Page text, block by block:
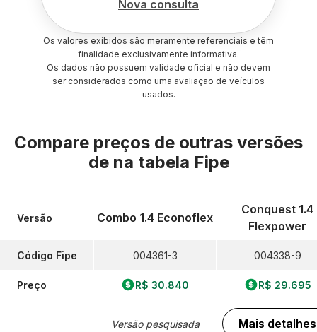
Nova consulta
Os valores exibidos são meramente referenciais e têm
finalidade exclusivamente informativa.
Os dados não possuem validade oficial e não devem
ser considerados como uma avaliação de veículos
usados.
Compare preços de outras versões
de na tabela Fipe
Versão
Código Fipe
Preço
Combo 1.4 Econoflex
004361-3
R$ 30.840
Versão pesquisada
Conquest 1.4
Flexpower
004338-9
R$ 29.695
Mais detalhes